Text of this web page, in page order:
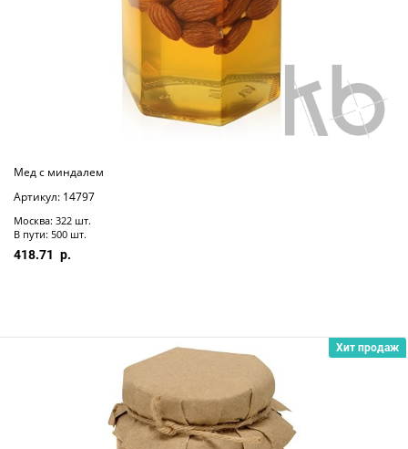
Мед с миндалем
Артикул: 14797
Москва: 322 шт.
В пути: 500 шт.
418.71
Хит продаж